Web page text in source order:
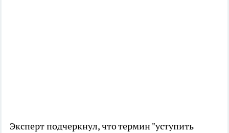
Эксперт подчеркнул, что термин "уступить